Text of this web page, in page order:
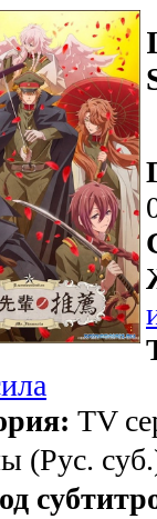
TV
(Рус.